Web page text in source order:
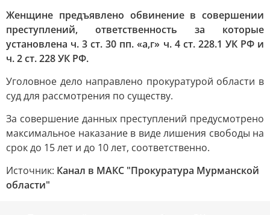
Женщине предъявлено обвинение в совершении
преступлений, ответственность за которые
установлена ч. 3 ст. 30 пп. «а,г» ч. 4 ст. 228.1 УК РФ и
ч. 2 ст. 228 УК РФ.
Уголовное дело направлено прокуратурой области в
суд для рассмотрения по существу.
За совершение данных преступлений предусмотрено
максимальное наказание в виде лишения свободы на
срок до 15 лет и до 10 лет, соответственно.
Источник: Канал в МАКС "Прокуратура Мурманской
области"